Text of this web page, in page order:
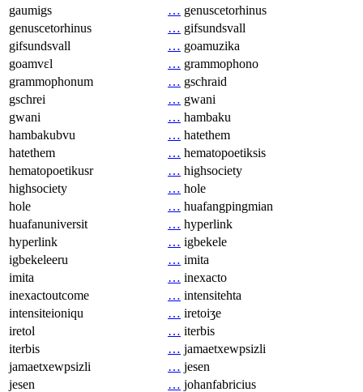
gaumigs
… genuscetorhinus
genuscetorhinus
… gifsundsvall
gifsundsvall
… goamuzika
goamvɛl
… grammophono
grammophonum
… gschraid
gschrei
… gwani
gwani
… hambaku
hambakubvu
… hatethem
hatethem
… hematopoetiksis
hematopoetikusr
… highsociety
highsociety
… hole
hole
… huafangpingmian
huafanuniversit
… hyperlink
hyperlink
… igbekele
igbekeleeru
… imita
imita
… inexacto
inexactoutcome
… intensitehta
intensiteioniqu
… iretoiʒe
iretol
… iterbis
iterbis
… jamaetxewpsizli
jamaetxewpsizli
… jesen
jesen
… johanfabricius